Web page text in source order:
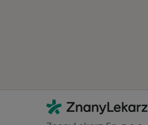
Kontakt
ZnanyLekarz - Strona główna